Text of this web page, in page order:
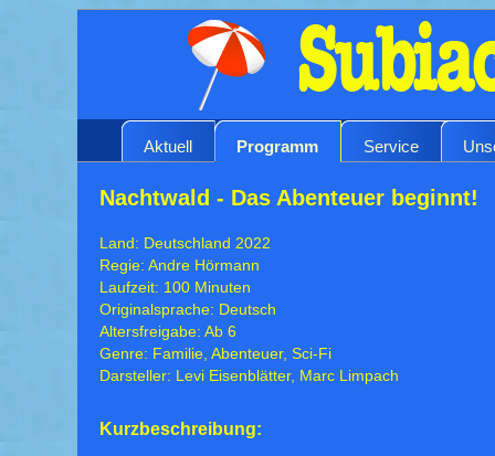
Aktuell Programm Service
Nachtwald - Das Abenteuer beginnt!
Land: Deutschland 2022
Regie: Andre Hörmann
Laufzeit: 100 Minuten
Originalsprache: Deutsch
Altersfreigabe: Ab 6
Genre: Familie, Abenteuer, Sci-Fi
Darsteller: Levi Eisenblätter, Marc Limpach
Kurzbeschreibung: